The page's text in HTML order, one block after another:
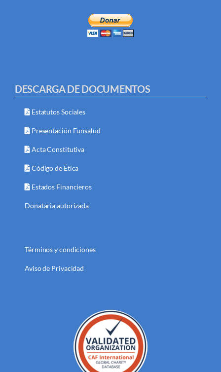
DESCARGA DE DOCUMENTOS
Estatutos Sociales
Presentación Funsalud
Acta Constitutiva
Código de Ética
Estados Financieros
Donataria autorizada
Términos y condiciones
Aviso de Privacidad